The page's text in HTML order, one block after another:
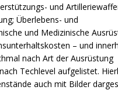
und
Überlebens- und
und Medizinische
– und
nach Art der Ausrüstung
Techlevel aufgelistet.
auch mit Bilder